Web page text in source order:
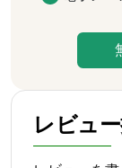
レビュ